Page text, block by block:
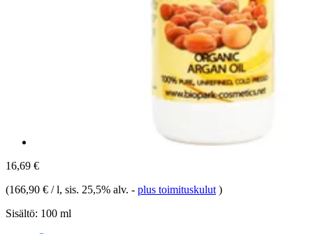
16,69 €
(166,90 € / l, sis. 25,5% alv. - plus toimituskulut )
Sisältö: 100 ml